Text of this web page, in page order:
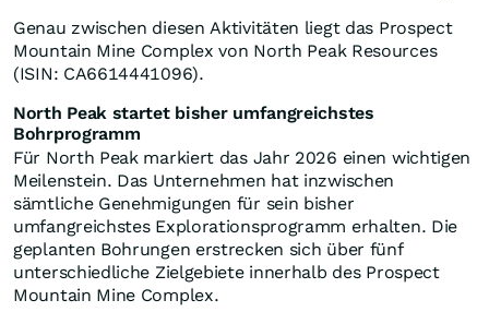
Genau zwischen diesen Aktivitäten liegt das Prospect
Mountain Mine Complex von North Peak Resources
(ISIN: CA6614441096).
North Peak startet bisher umfangreichstes
Bohrprogramm
Für North Peak markiert das Jahr 2026 einen wichtigen
Meilenstein. Das Unternehmen hat inzwischen
sämtliche Genehmigungen für sein bisher
umfangreichstes Explorationsprogramm erhalten. Die
geplanten Bohrungen erstrecken sich über fünf
unterschiedliche Zielgebiete innerhalb des Prospect
Mountain Mine Complex.